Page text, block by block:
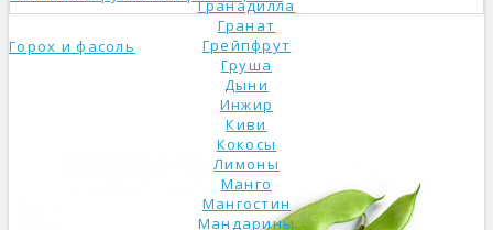
Гранадилла
Гранат
Грейпфрут
Груша
Дыни
Инжир
Киви
Кокосы
Лимоны
Манго
Мангостин
Мандарины
Горох и фасоль